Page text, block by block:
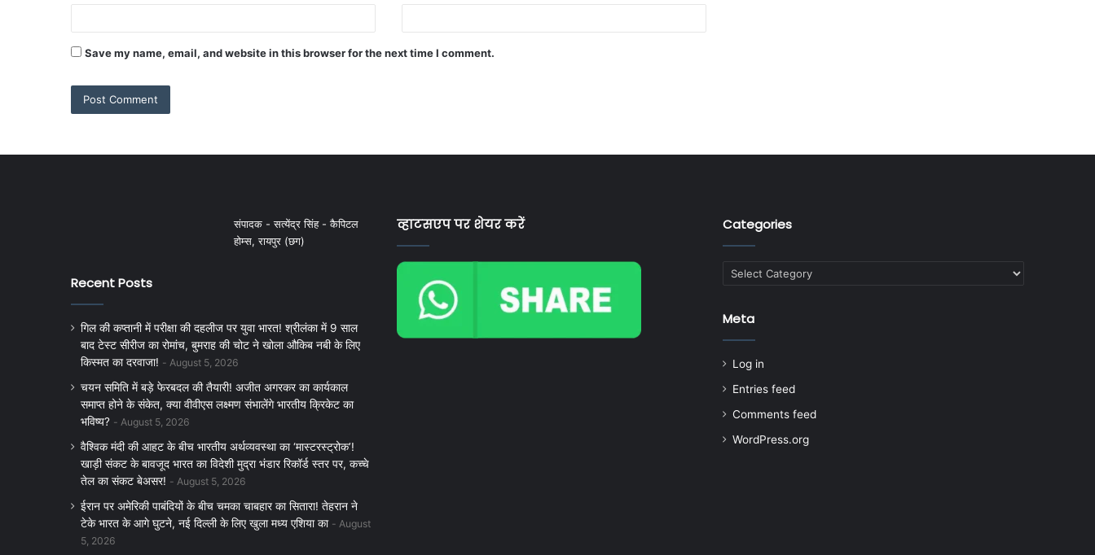
Save my name, email, and website in this browser for the next time I comment.
संपादक - सत्येंद्र सिंह - कैपिटल
होम्स, रायपुर (छग)
Recent Posts
गिल की कप्तानी में परीक्षा की दहलीज पर युवा भारत! श्रीलंका में 9 साल
बाद टेस्ट सीरीज का रोमांच, बुमराह की चोट ने खोला औकिब नबी के लिए
किस्मत का दरवाजा!
August 5, 2026
चयन समिति में बड़े फेरबदल की तैयारी! अजीत अगरकर का कार्यकाल
समाप्त होने के संकेत, क्या वीवीएस लक्ष्मण संभालेंगे भारतीय क्रिकेट का
भविष्य?
August 5, 2026
वैश्विक मंदी की आहट के बीच भारतीय अर्थव्यवस्था का ‘मास्टरस्ट्रोक’!
खाड़ी संकट के बावजूद भारत का विदेशी मुद्रा भंडार रिकॉर्ड स्तर पर, कच्चे
तेल का संकट बेअसर!
August 5, 2026
ईरान पर अमेरिकी पाबंदियों के बीच चमका चाबहार का सितारा! तेहरान ने
टेके भारत के आगे घुटने, नई दिल्ली के लिए खुला मध्य एशिया का
August
5, 2026
व्हाटसएप पर शेयर करें Categories
Categories
Meta
Log in
Entries feed
Comments feed
WordPress.org